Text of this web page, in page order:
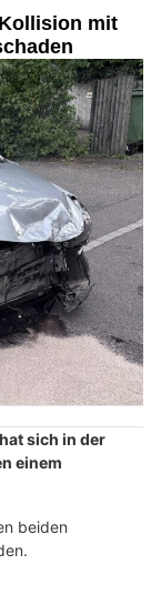
mit
sich in der
einem
beiden